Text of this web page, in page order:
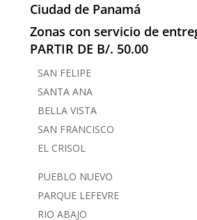
Ciudad de Panamá
Zonas con servicio de
PARTIR DE B/. 50.00
SAN FELIPE
SANTA ANA
BELLA VISTA
SAN FRANCISCO
EL CRISOL
PUEBLO NUEVO
PARQUE LEFEVRE
RIO ABAJO